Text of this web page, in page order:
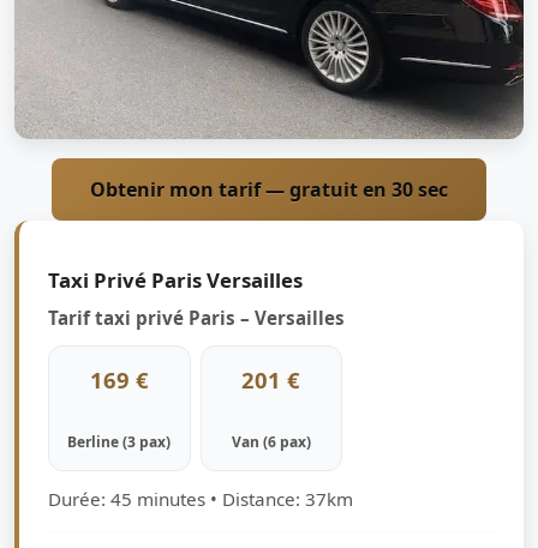
Obtenir mon tarif — gratuit en 30 sec
Taxi Privé Paris Versailles
Tarif taxi privé Paris – Versailles
169 €
Berline (3 pax)
201 €
Van (6 pax)
Durée: 45 minutes • Distance: 37km